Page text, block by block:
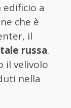
a
che è
il
russa.
il velivolo
nella